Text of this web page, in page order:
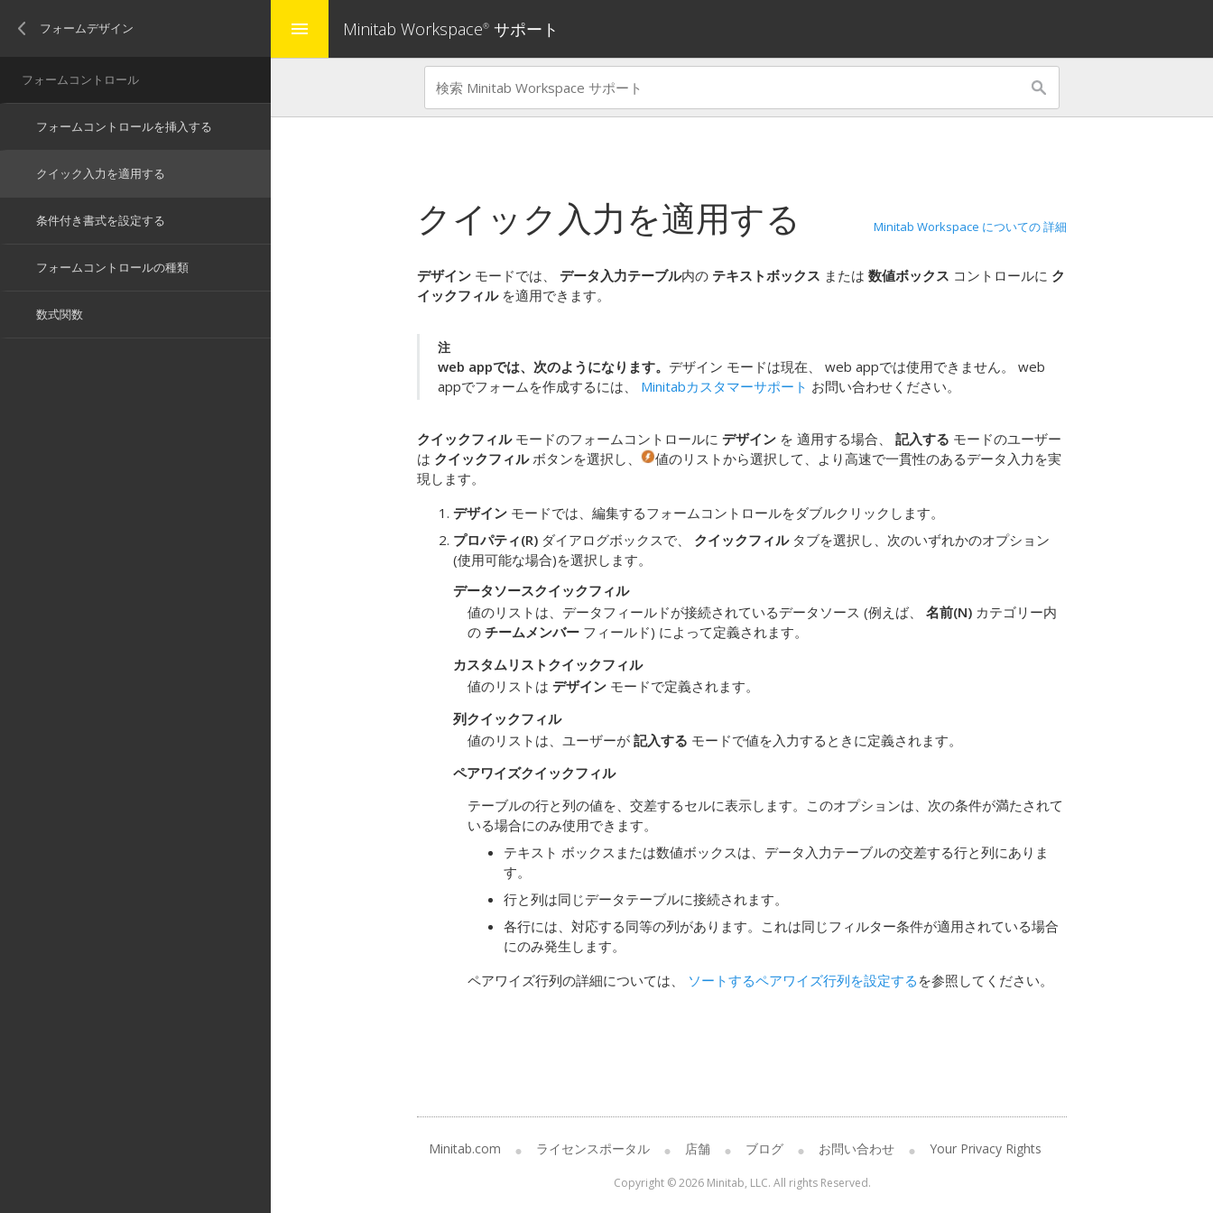
menu Minitab Workspace® サポート
クイック入力を適用する Minitab Workspace についての 詳細
デザイン モードでは、 データ入力テーブル内の テキストボックス または 数値ボックス コントロールに ク
イックフィルを適用できます。
注
web appでは、次のようになります。 デザイン モードは現在、 web appでは使用できません。 web
appでフォームを作成するには、 Minitabカスタマーサポート お問い合わせください。
クイックフィルモードのフォームコントロールに デザイン を 適用する場合、 記入する モードのユーザー
は クイックフィルボタンを選択し、
値のリストから選択して、より高速で一貫性のあるデータ入力を実
現します。
デザイン モードでは、編集するフォームコントロールをダブルクリックします。
プロパティ(R) ダイアログボックスで、 クイックフィルタブを選択し、次のいずれかのオプション
(使用可能な場合)を選択します。
データソースクイックフィル
値のリストは、データフィールドが接続されているデータソース (例えば、 名前(N) カテゴリー内
の チームメンバー フィールド) によって定義されます。
カスタムリストクイックフィル
値のリストは デザイン モードで定義されます。
列クイックフィル
値のリストは、ユーザーが 記入する モードで値を入力するときに定義されます。
ペアワイズクイックフィル
テーブルの行と列の値を、交差するセルに表示します。このオプションは、次の条件が満たされて
いる場合にのみ使用できます。
テキスト ボックスまたは数値ボックスは、データ入力テーブルの交差する行と列にありま
す。
行と列は同じデータテーブルに接続されます。
各行には、対応する同等の列があります。これは同じフィルター条件が適用されている場合
にのみ発生します。
ペアワイズ行列の詳細については、 ソートするペアワイズ行列を設定する を参照してください。
Minitab.com ライセンスポータル 店舗 ブログ お問い合わせ Your Privacy Rights
Copyright © 2026 Minitab, LLC. All rights Reserved.